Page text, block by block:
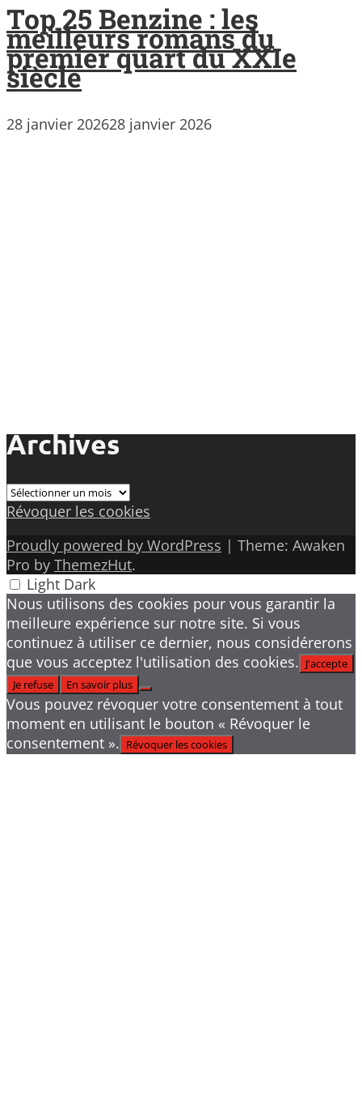
Top 25 Benzine : les
meilleurs romans du
premier quart du XXIe
siècle
28 janvier 202628 janvier 2026
Archives
Archives
Révoquer les cookies
Proudly powered by WordPress | Theme: Awaken
Pro by ThemezHut.
Light Dark
Nous utilisons des cookies pour vous garantir la
meilleure expérience sur notre site. Si vous
continuez à utiliser ce dernier, nous considérerons
que vous acceptez l'utilisation des cookies. J'accepte
Je refuse
En savoir plus
Vous pouvez révoquer votre consentement à tout
moment en utilisant le bouton « Révoquer le
consentement ». Révoquer les cookies